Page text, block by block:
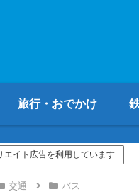
旅行・おでかけ
イト広告を利用しています
交通 バス